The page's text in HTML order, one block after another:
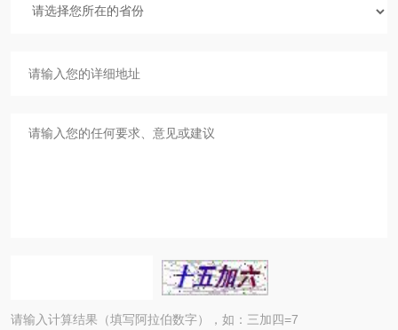
请输入计算结果（填写阿拉伯数字），如：三加四=7